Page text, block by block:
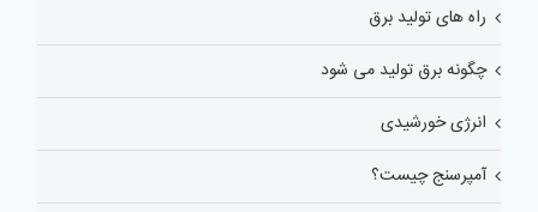
راه های تولید برق
چگونه برق تولید می شود
انرژی خورشیدی
آمپرسنج چیست؟